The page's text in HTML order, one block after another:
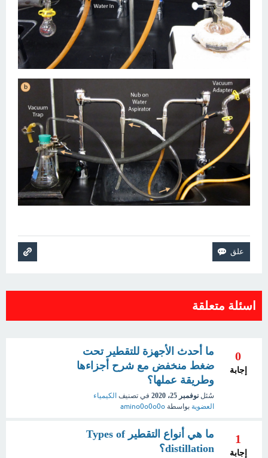
اسئلة متعلقة
0
إجابة
ما أحدث الأجهزة للتقطير تحت
ضغط منخفض مع شرح أجزاءها
وطريقة عملها؟
سُئل نوفمبر 25، 2020 في تصنيف الكيمياء
العضوية بواسطة amino0o0o0o
1
إجابة
ما هي أنواع التقطير Types of
distillation؟